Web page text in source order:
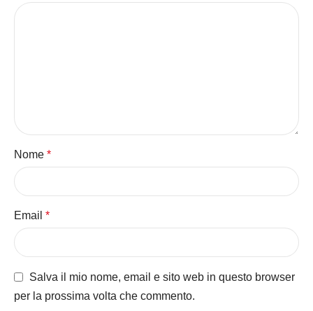
Nome *
Email *
Salva il mio nome, email e sito web in questo browser
per la prossima volta che commento.